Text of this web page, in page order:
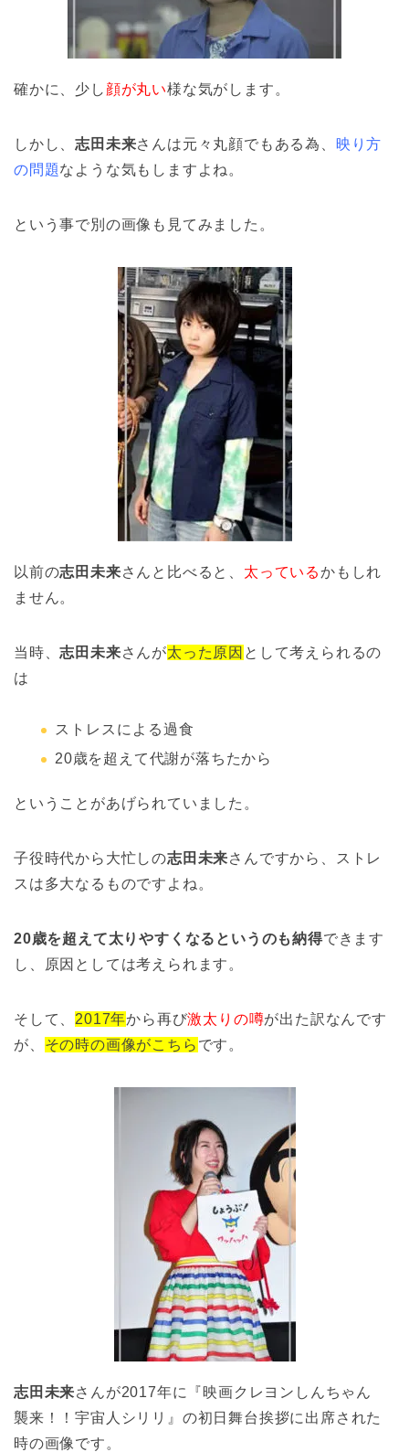
確かに、少し 顔が丸い様な気がします。
しかし、志田未来さんは元々丸顔でもある為、 映り方
の問題なような気もしますよね。
という事で別の画像も見てみました。
以前の志田未来さんと比べると、 太っているかもしれ
ません。
当時、志田未来さんが太った原因 として考えられるの
は
ストレスによる過食
20歳を超えて代謝が落ちたから
ということがあげられていました。
子役時代から大忙しの志田未来さんですから、ストレ
スは多大なるものですよね。
20歳を超えて太りやすくなるというのも納得できます
し、原因としては考えられます。
そして、 2017年から再び激太りの噂が出た訳なんです
が、 その時の画像がこちら です。
志田未来さんが2017年に『映画クレヨンしんちゃん
襲来！！宇宙人シリリ』の初日舞台挨拶に出席された
時の画像です。